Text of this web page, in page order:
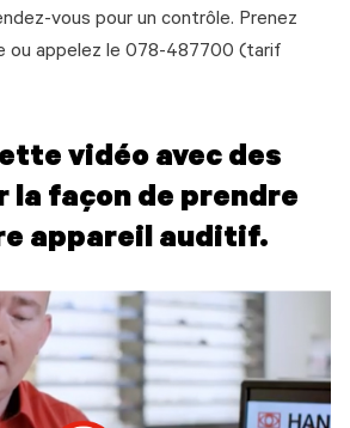
vous pour un contrôle. Prenez
ou appelez le 078-487700 (tarif
vidéo avec des
la façon de prendre
appareil auditif.